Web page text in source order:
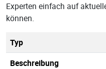
Experten einfach auf
können.
Typ
Beschreibung